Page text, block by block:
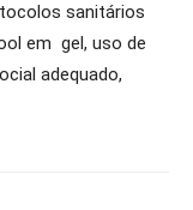
sanitários
em gel, uso de
adequado,